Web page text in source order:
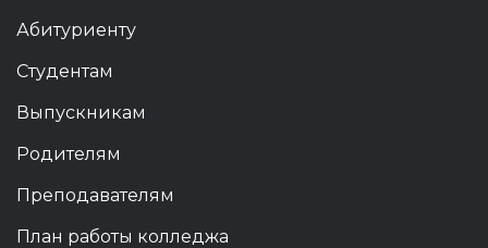
Абитуриенту
Студентам
Выпускникам
Родителям
Преподавателям
План работы колледжа